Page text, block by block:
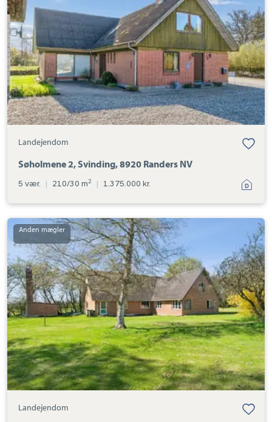
8920
Randers
NV
Landejendom
Søholmene 2, Svinding, 8920 Randers NV
5 vær. | 210/30 m2 | 1.375.000 kr.
Landejendom:
Udbyhøjvej
355,
Harridslev,
8930
Randers
NØ
Landejendom